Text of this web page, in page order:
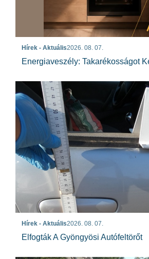
Hírek - Aktuális2026. 08. 07.
Energiaveszély: Takarékosságot
Hírek - Aktuális2026. 08. 07.
Elfogták A Gyöngyösi Autófeltörőt